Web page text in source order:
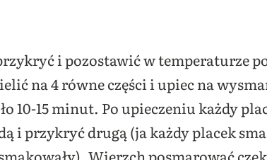
i pozostawić w temperaturze
na 4 równe części i upiec na
10-15 minut. Po upieczeniu każdy
i przykryć drugą (ja każdy placek